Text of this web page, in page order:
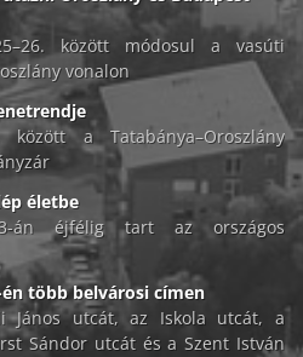
között módosul a vasúti
vonalon
a Tatabánya–Oroszlány
életbe
án éjfélig tart az országos
több belvárosi címen
János utcát, az Iskola utcát, a
Sándor utcát és a Szent István